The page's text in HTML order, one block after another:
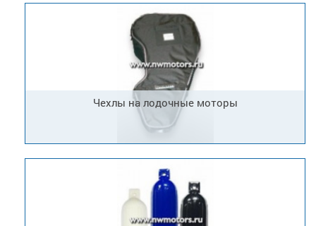
Чехлы на лодочные моторы